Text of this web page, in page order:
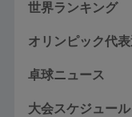
世界ランキング
オリンピック代
卓球ニュース
大会スケジュール